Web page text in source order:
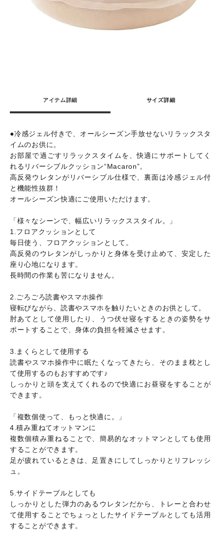
アイテム詳細 サイズ詳細
●冷感ジェル付きで、オールシーズン手放せないリラックスタ
イムのお供に。
お部屋で過ごすリラックスタイムを、快適にサポートしてく
れるリバーシブルクッション“Macaron”。
高反発ウレタンがリバーシブル仕様で、裏面は冷感ジェル付
と機能性抜群！
オールシーズン快適にご使用いただけます。
「様々なシーンで、幅広いリラックススタイル。」
1.フロアクッションとして
毎日使う、フロアクッションとして。
高反発のウレタンがしっかりと身体を受け止めて、安定した
座り心地になります。
長時間の作業も苦になりません。
2.ごろごろ読書やスマホ操作
寝転びながら、読書やスマホを触りたいときのお供として。
肘あてとして使用したり、うつ伏せ寝をするときの姿勢をサ
ポートすることで、身体の負担を軽減させます。
3.まくらとして使用する
読書やスマホ操作中に眠たくなってきたら、そのまま枕とし
て使用するのもおすすめです♪
しっかりと頭を支えてくれるので快適にお昼寝をすることが
できます。
「複数個使って、もっと快適に。」
4.積み重ねてオットマンに
複数個積み重ねることで、簡易的なオットマンとしても使用
することができます。
足が疲れているときは、足置きにしてしっかりとリフレッシ
ュ。
5.サイドテーブルとしても
しっかりとした弾力のあるウレタンだから、トレーと合わせ
て使用することでちょっとしたサイドテーブルとしても活用
することができます。